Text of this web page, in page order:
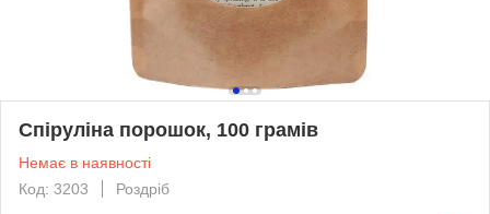
Спіруліна порошок, 100 грамів
Немає в наявності
Код: 3203
Роздріб